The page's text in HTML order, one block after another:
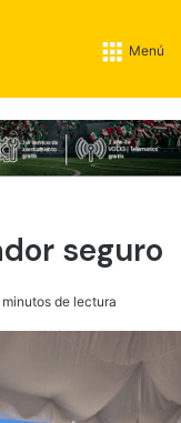
Menú
seguro
de lectura